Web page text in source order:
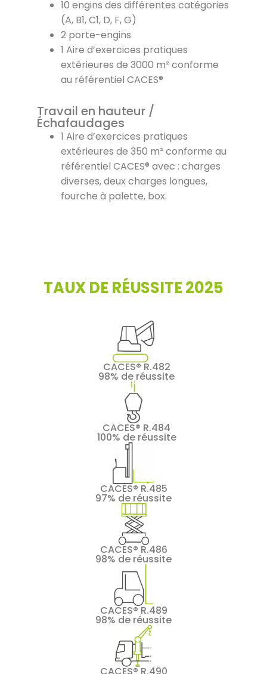
10 engins des différentes catégories
(A, B1, C1, D, F, G)
2 porte-engins
1 Aire d’exercices pratiques
extérieures de 3000 m² conforme
au référentiel CACES®
Travail en hauteur /
Échafaudages
1 Aire d’exercices pratiques
extérieures de 350 m² conforme au
référentiel CACES® avec : charges
diverses, deux charges longues,
fourche à palette, box.
TAUX DE RÉUSSITE 2025
CACES® R.482
98% de réussite
CACES® R.484
100% de réussite
CACES® R.485
97% de réussite
CACES® R.486
98% de réussite
CACES® R.489
98% de réussite